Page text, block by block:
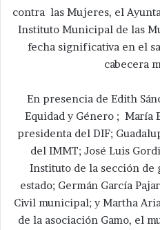
contra las Mujeres, el
Instituto Municipal de las
fecha significativa en el
cabecera
En presencia de Edith
Equidad y Género ; María
presidenta del DIF;
del IMMT; José Luis
Instituto de la sección
estado; Germán García
Civil municipal; y Martha
de la asociación Gamo, el